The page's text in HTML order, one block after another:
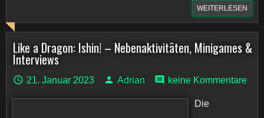
WEITERLESEN
Like a Dragon: Ishin! – Nebenaktivitäten, Minigames &
Interviews
21. Januar 2023 Adrian keine Kommentare
Die